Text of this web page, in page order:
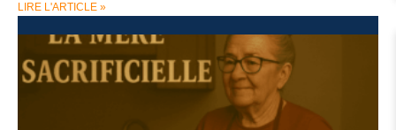
LIRE L'ARTICLE »